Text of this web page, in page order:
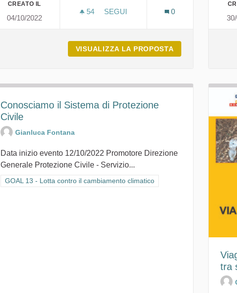
CREATO IL
04/10/2022
54 54 SOSTENITORI
SEGUI
IDROGENO VERDE SU LARGA SCALA
0
VISUALIZZA LA PROPOSTA IDROGENO
Conosciamo il Sistema di Protezione
Civile
Gianluca Fontana
Data inizio evento 12/10/2022 Promotore Direzione
Generale Protezione Civile - Servizio...
Filtra i risultati per categoria: GOAL 13 - Lotta contro il cambiamento
GOAL 13 - Lotta contro il cambiamento climatico
tra